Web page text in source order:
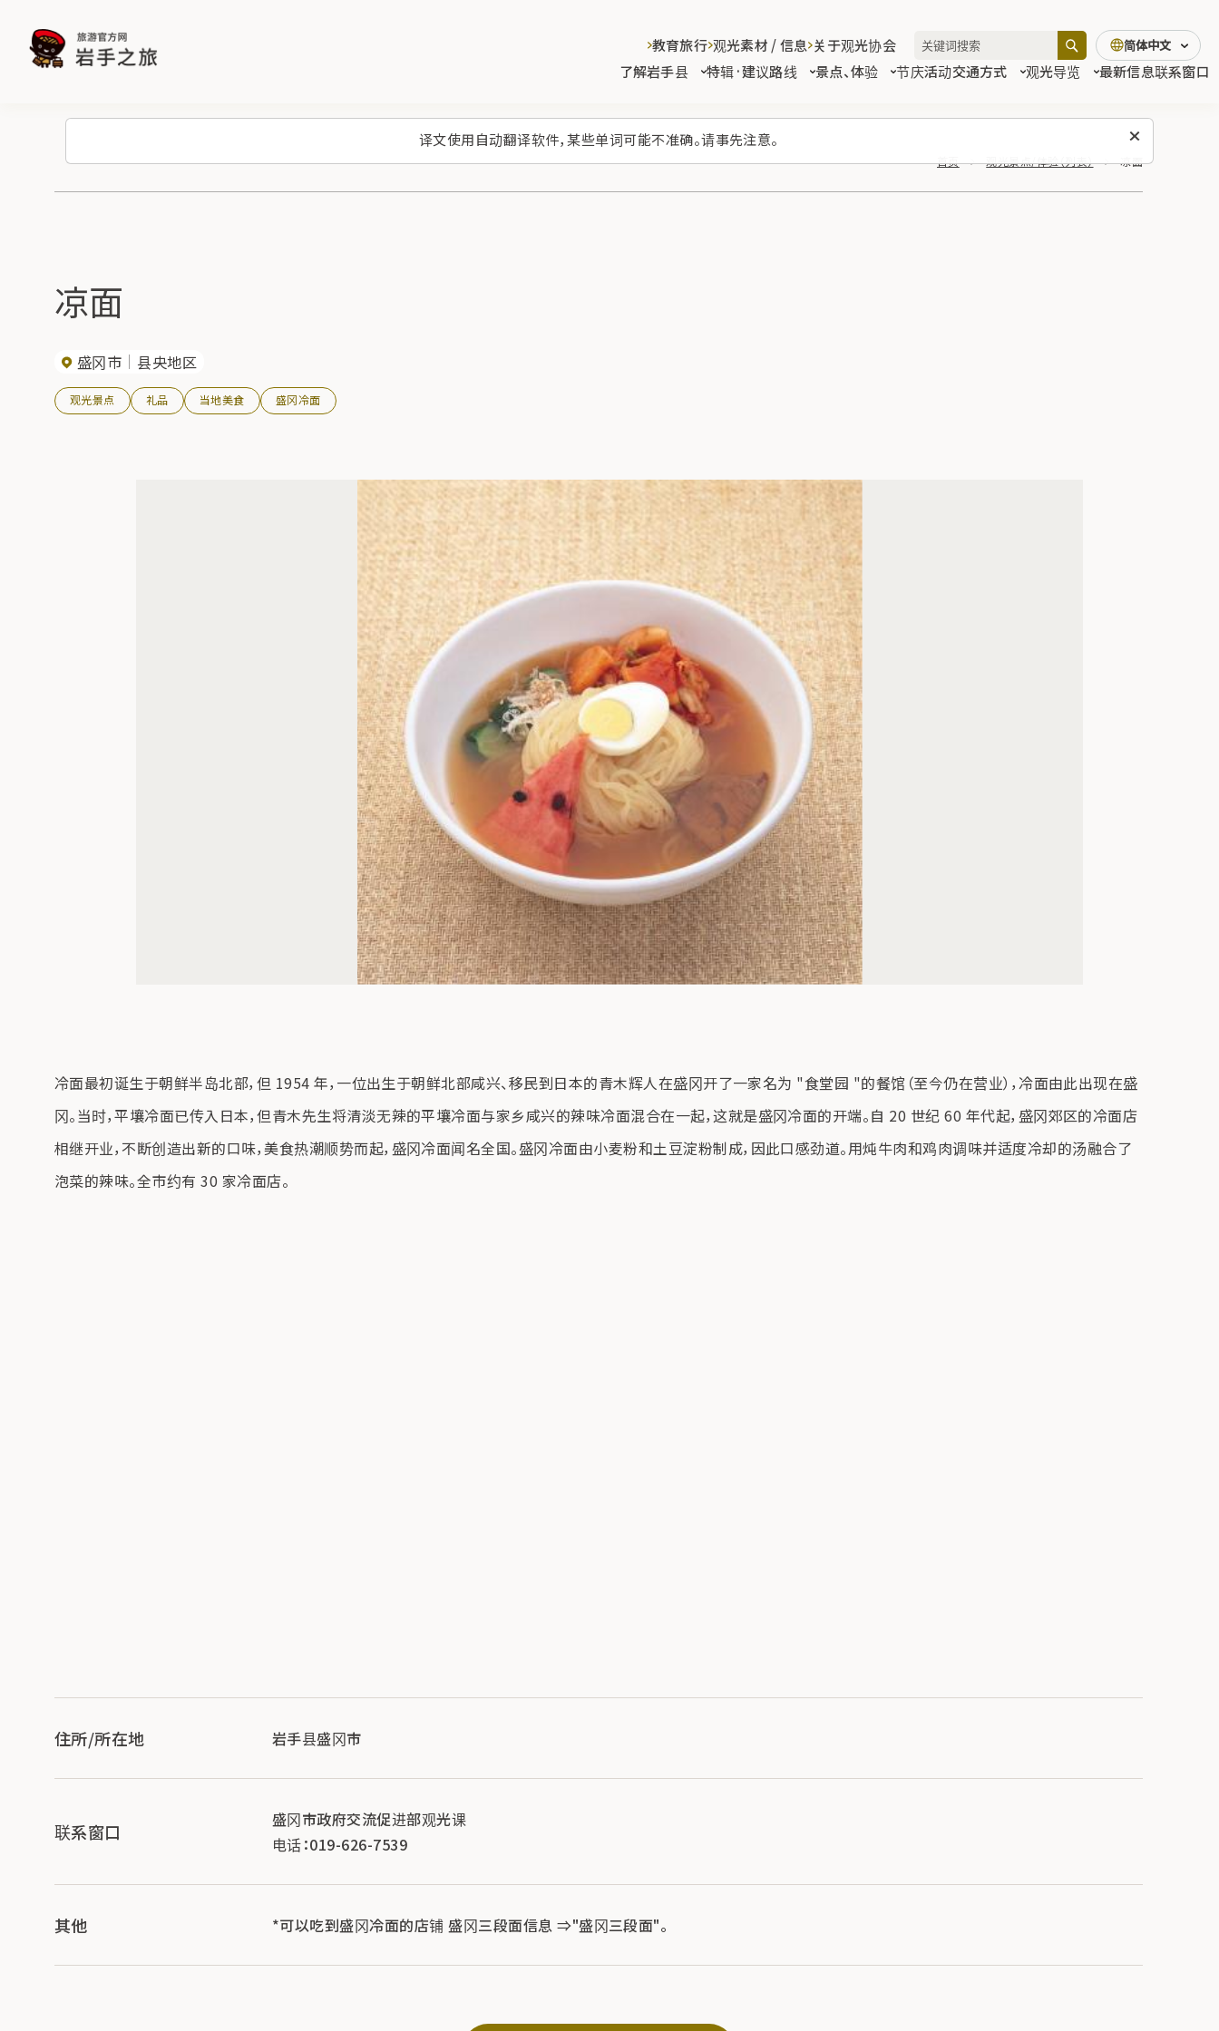
译文使用自动翻译软件，某些单词可能不准确。请事先注意。
了解岩手县 特辑·建议路线 景点、体验 节庆活动交通方式 观光导览 最新信息联系窗口
教育旅行 观光素材 / 信息 关于观光协会 简体中文
首页 观光景点/体验（列表） 凉面
凉面
盛冈市 县央地区
观光景点 礼品 当地美食 盛冈冷面
冷面最初诞生于朝鲜半岛北部，但 1954 年，一位出生于朝鲜北部咸兴、移民到日本的青木辉人在盛冈开了一家名为 "食堂园 "的餐馆（至今仍在营业），冷面由此出现在盛
冈。当时，平壤冷面已传入日本，但青木先生将清淡无辣的平壤冷面与家乡咸兴的辣味冷面混合在一起，这就是盛冈冷面的开端。自 20 世纪 60 年代起，盛冈郊区的冷面店
相继开业，不断创造出新的口味，美食热潮顺势而起，盛冈冷面闻名全国。盛冈冷面由小麦粉和土豆淀粉制成，因此口感劲道。用炖牛肉和鸡肉调味并适度冷却的汤融合了
泡菜的辣味。全市约有 30 家冷面店。
住所/所在地 岩手县盛冈市
联系窗口
盛冈市政府交流促进部观光课
电话：019-626-7539
其他 *可以吃到盛冈冷面的店铺 盛冈三段面信息 ⇒"盛冈三段面"。